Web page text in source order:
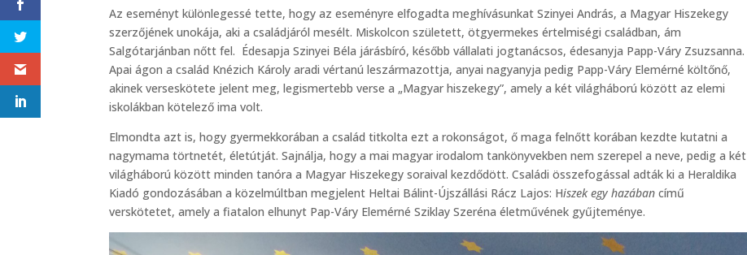
Az eseményt különlegessé tette, hogy az eseményre elfogadta meghívásunkat Szinyei András, a Magyar Hiszekegy
szerzőjének unokája, aki a családjáról mesélt. Miskolcon született, ötgyermekes értelmiségi családban, ám
Salgótarjánban nőtt fel. Édesapja Szinyei Béla járásbíró, később vállalati jogtanácsos, édesanyja Papp-Váry Zsuzsanna.
Apai ágon a család Knézich Károly aradi vértanú leszármazottja, anyai nagyanyja pedig Papp-Váry Elemérné költőnő,
akinek verseskötete jelent meg, legismertebb verse a „Magyar hiszekegy”, amely a két világháború között az elemi
iskolákban kötelező ima volt.
Elmondta azt is, hogy gyermekkorában a család titkolta ezt a rokonságot, ő maga felnőtt korában kezdte kutatni a
nagymama törtnetét, életútját. Sajnálja, hogy a mai magyar irodalom tankönyvekben nem szerepel a neve, pedig a két
világháború között minden tanóra a Magyar Hiszekegy soraival kezdődött. Családi összefogással adták ki a Heraldika
Kiadó gondozásában a közelmúltban megjelent Heltai Bálint-Újszállási Rácz Lajos: Hiszek egy hazában című
verskötetet, amely a fiatalon elhunyt Pap-Váry Elemérné Sziklay Szeréna életművének gyűjteménye.